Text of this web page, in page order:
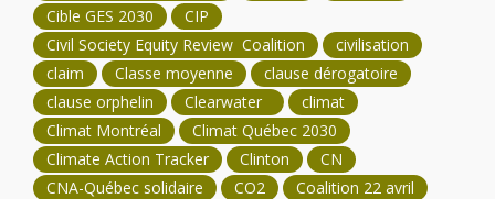
Cible GES 2030
CIP
Civil Society Equity Review Coalition
civilisation
claim
Classe moyenne
clause dérogatoire
clause orphelin
Clearwater
climat
Climat Montréal
Climat Québec 2030
Climate Action Tracker
Clinton
CN
CNA-Québec solidaire
CO2
Coalition 22 avril